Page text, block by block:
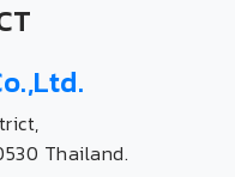
Thailand.